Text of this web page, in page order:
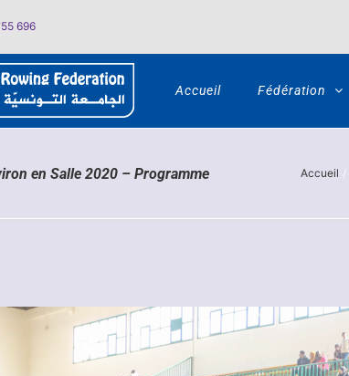
696
Accueil Fédération
en Salle 2020 – Programme Accueil